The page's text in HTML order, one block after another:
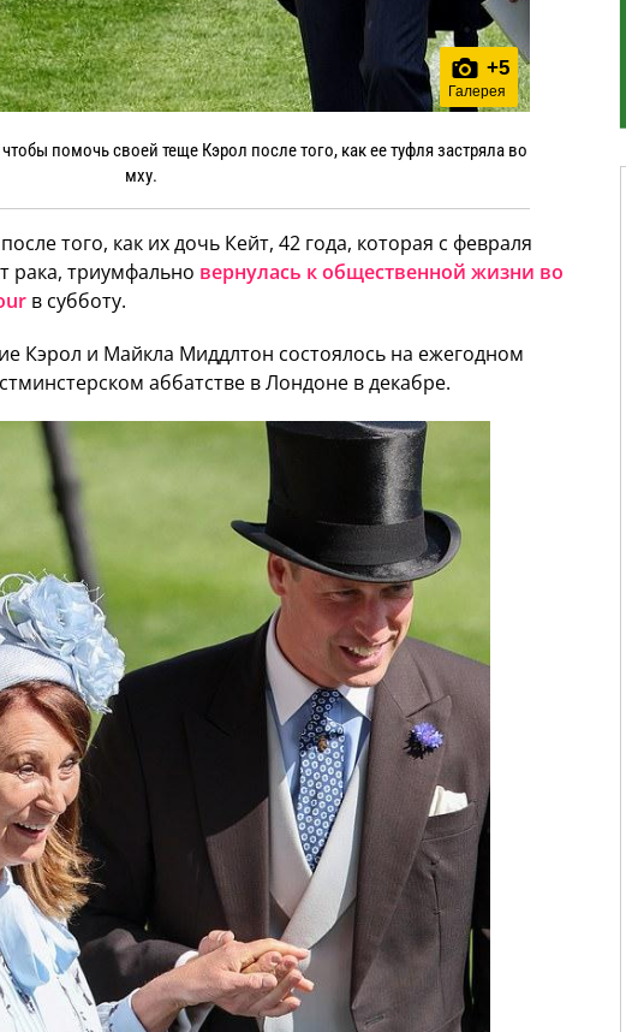
+5
Галерея
помочь своей теще Кэрол после того, как ее туфля застряла во
мху.
того, как их дочь Кейт, 42 года, которая с февраля
рака, триумфально вернулась к общественной жизни во
в субботу.
Кэрол и Майкла Миддлтон состоялось на ежегодном
аббатстве в Лондоне в декабре.